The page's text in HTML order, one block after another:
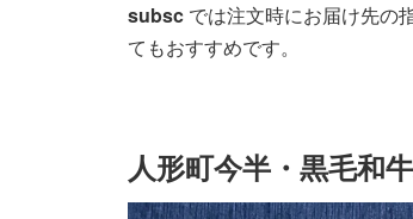
subsc では注文時にお届け先の
てもおすすめです。
人形町今半・黒毛和